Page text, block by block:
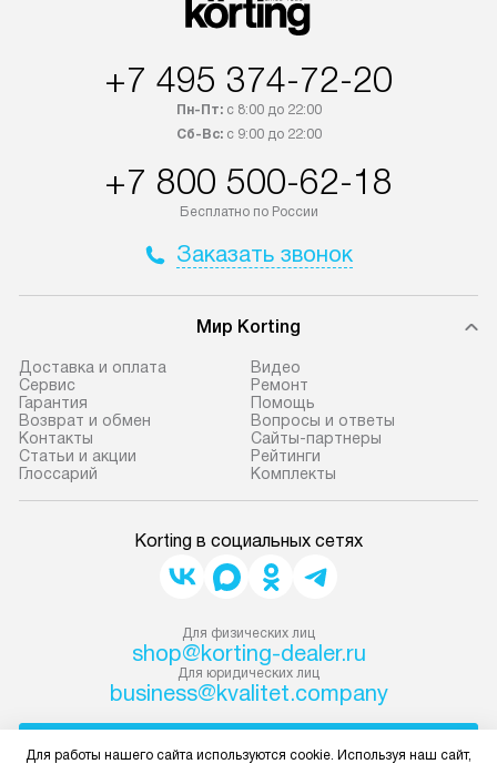
оплачивается дополнительно.
+7 495 374-72-20
Пн-Пт:с 8:00 до 22:00
Сб-Вс:с 9:00 до 22:00
+7 800 500-62-18
Бесплатно по России
Заказать звонок
Мир Korting
Доставка и оплата
Сервис
Гарантия
Возврат и обмен
Контакты
Статьи и акции
Глоссарий
Видео
Ремонт
Помощь
Вопросы и ответы
Сайты-партнеры
Рейтинги
Комплекты
Korting в социальных сетях
Для физических лиц
shop@korting-dealer.ru
Для юридических лиц
business@kvalitet.company
Для работы нашего сайта используются cookie. Используя наш сайт,